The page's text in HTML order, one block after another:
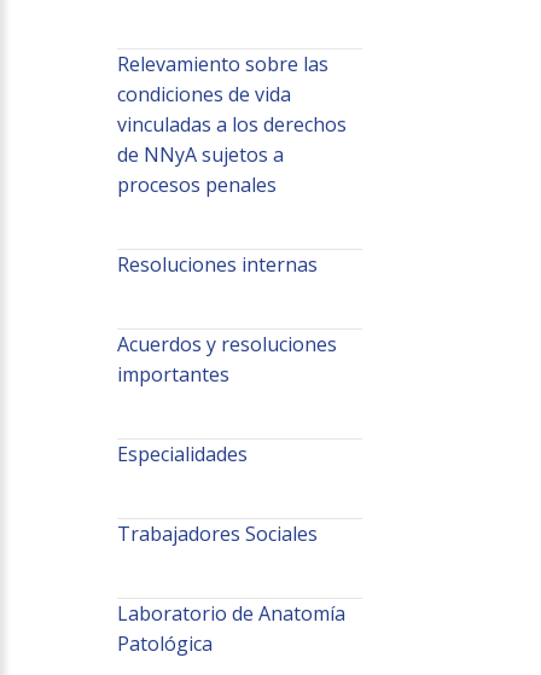
Relevamiento sobre las
condiciones de vida
vinculadas a los derechos
de NNyA sujetos a
procesos penales
Resoluciones internas
Acuerdos y resoluciones
importantes
Especialidades
Trabajadores Sociales
Laboratorio de Anatomía
Patológica